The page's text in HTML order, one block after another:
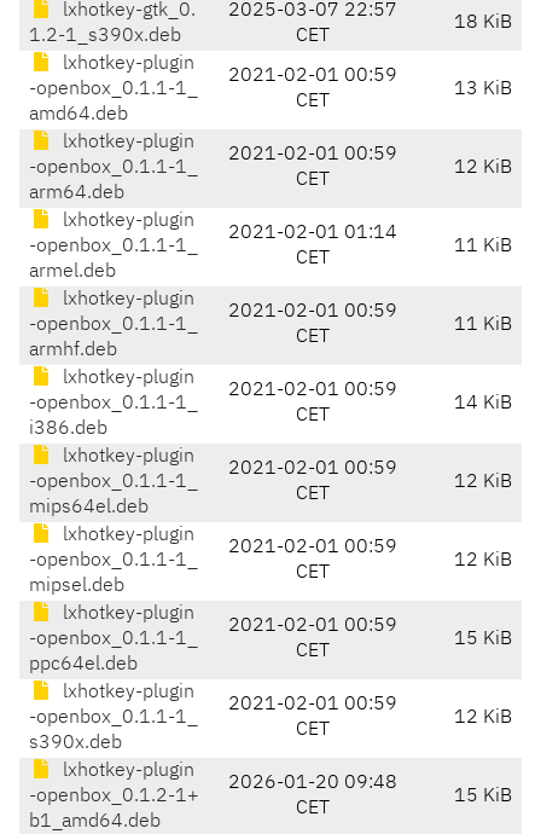
lxhotkey-gtk_0.
1.2-1_s390x.deb
2025-03-07 22:57
CET
18 KiB
lxhotkey-plugin
-openbox_0.1.1-1_
amd64.deb
2021-02-01 00:59
CET
13 KiB
lxhotkey-plugin
-openbox_0.1.1-1_
arm64.deb
2021-02-01 00:59
CET
12 KiB
lxhotkey-plugin
-openbox_0.1.1-1_
armel.deb
2021-02-01 01:14
CET
11 KiB
lxhotkey-plugin
-openbox_0.1.1-1_
armhf.deb
2021-02-01 00:59
CET
11 KiB
lxhotkey-plugin
-openbox_0.1.1-1_
i386.deb
2021-02-01 00:59
CET
14 KiB
lxhotkey-plugin
-openbox_0.1.1-1_
mips64el.deb
2021-02-01 00:59
CET
12 KiB
lxhotkey-plugin
-openbox_0.1.1-1_
mipsel.deb
2021-02-01 00:59
CET
12 KiB
lxhotkey-plugin
-openbox_0.1.1-1_
ppc64el.deb
2021-02-01 00:59
CET
15 KiB
lxhotkey-plugin
-openbox_0.1.1-1_
s390x.deb
2021-02-01 00:59
CET
12 KiB
lxhotkey-plugin
-openbox_0.1.2-1+
b1_amd64.deb
2026-01-20 09:48
CET
15 KiB